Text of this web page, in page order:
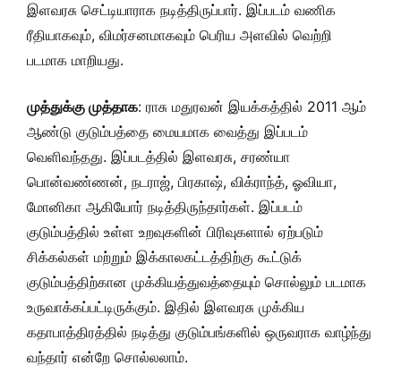
இளவரசு செட்டியாராக நடித்திருப்பார். இப்படம் வணிக
ரீதியாகவும், விமர்சனமாகவும் பெரிய அளவில் வெற்றி
படமாக மாறியது.
முத்துக்கு முத்தாக: ராசு மதுரவன் இயக்கத்தில் 2011 ஆம்
ஆண்டு குடும்பத்தை மையமாக வைத்து இப்படம்
வெளிவந்தது. இப்படத்தில் இளவரசு, சரண்யா
பொன்வண்ணன், நடராஜ், பிரகாஷ், விக்ராந்த், ஓவியா,
மோனிகா ஆகியோர் நடித்திருந்தார்கள். இப்படம்
குடும்பத்தில் உள்ள உறவுகளின் பிரிவுகளால் ஏற்படும்
சிக்கல்கள் மற்றும் இக்காலகட்டத்திற்கு கூட்டுக்
குடும்பத்திற்கான முக்கியத்துவத்தையும் சொல்லும் படமாக
உருவாக்கப்பட்டிருக்கும். இதில் இளவரசு முக்கிய
கதாபாத்திரத்தில் நடித்து குடும்பங்களில் ஒருவராக வாழ்ந்து
வந்தார் என்றே சொல்லலாம்.